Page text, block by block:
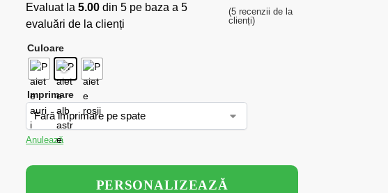
Evaluat la5.00 din 5 pe baza a5
evaluări de la clienți
(5 recenzii de la
clienți)
Culoare
Imprimare
Anulează
PERSONALIZEAZĂ